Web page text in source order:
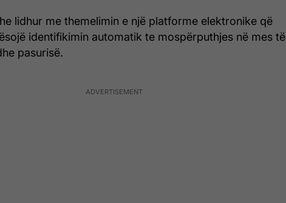
lidhur me themelimin e një platforme elektronike që
identifikimin automatik te mospërputhjes në mes të
pasurisë.